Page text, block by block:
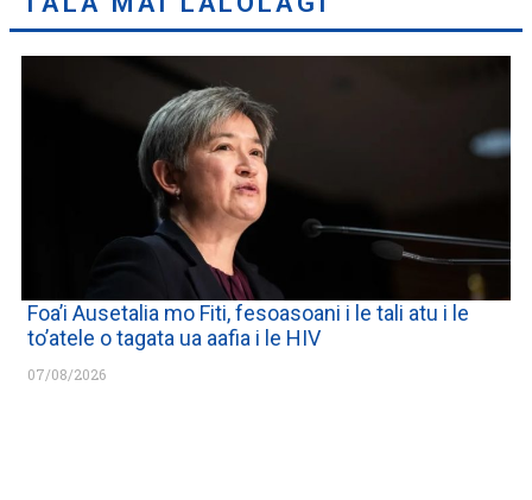
Foa’i Ausetalia mo Fiti, fesoasoani i le tali atu i le
to’atele o tagata ua aafia i le HIV
07/08/2026